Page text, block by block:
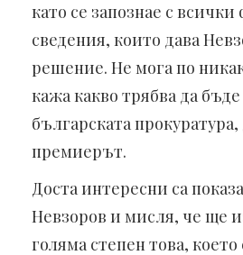
като се запознае с
сведения, които дава
решение. Не мога по
кажа какво трябва да
българската
премиерът.
Доста интересни са
Невзоров и мисля, че ще
голяма степен това,